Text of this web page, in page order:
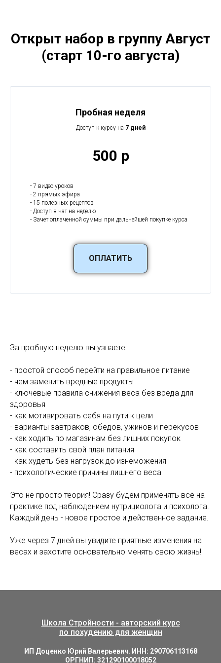
Открыт набор в группу Август
(старт 10-го августа)
Пробная неделя
Доступ к курсу на 7 дней
500 р
- 7 видео уроков
- 2 прямых эфира
- 15 полезных рецептов
- Доступ в чат на неделю
- Зачет оплаченной суммы при дальнейшей покупке курса
ОПЛАТИТЬ
За пробную неделю вы узнаете:
- простой способ перейти на правильное питание
- чем заменить вредные продукты
- ключевые правила снижения веса без вреда для
здоровья
- как мотивировать себя на пути к цели
- варианты завтраков, обедов, ужинов и перекусов
- как ходить по магазинам без лишних покупок
- как составить свой план питания
- как худеть без нагрузок до изнеможения
- психологические причины лишнего веса
Это не просто теория! Сразу будем применять всё на
практике под наблюдением нутрициолога и психолога.
Каждый день - новое простое и действенное задание.
Уже через 7 дней вы увидите приятные изменения на
весах и захотите основательно менять свою жизнь!
Школа Стройности - авторский курс
по похудению для женщин
ИП Доценко Юрий Валерьевич. ИНН: 290706113168
ОРГНИП: 321290100018052